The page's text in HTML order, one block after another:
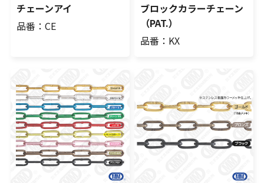
チェーンアイ
品番：CE
ブロックカラーチェーン
（PAT.）
品番：KX